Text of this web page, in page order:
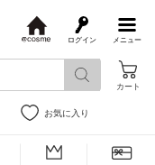
メニュー
ログイン
s
カート
お気に入り